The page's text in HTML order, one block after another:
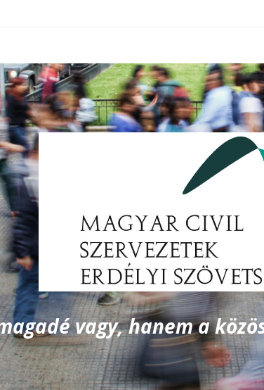
vagy, hanem a